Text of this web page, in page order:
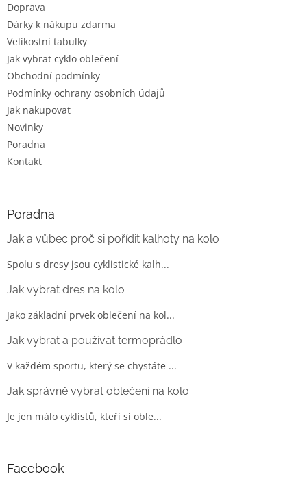
Doprava
Dárky k nákupu zdarma
Velikostní tabulky
Jak vybrat cyklo oblečení
Obchodní podmínky
Podmínky ochrany osobních údajů
Jak nakupovat
Novinky
Poradna
Kontakt
Poradna
Jak a vůbec proč si pořídit kalhoty na kolo
Spolu s dresy jsou cyklistické kalh...
Jak vybrat dres na kolo
Jako základní prvek oblečení na kol...
Jak vybrat a používat termoprádlo
V každém sportu, který se chystáte ...
Jak správně vybrat oblečení na kolo
Je jen málo cyklistů, kteří si oble...
Facebook